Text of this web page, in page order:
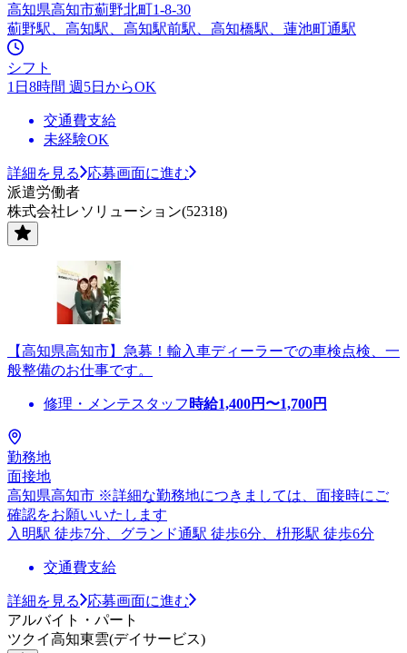
高知県高知市薊野北町1-8-30
薊野駅、高知駅、高知駅前駅、高知橋駅、蓮池町通駅
シフト
1日8時間 週5日からOK
交通費支給
未経験OK
詳細を見る
応募画面に進む
派遣労働者
株式会社レソリューション(52318)
【高知県高知市】急募！輸入車ディーラーでの車検点検、一
般整備のお仕事です。
修理・メンテスタッフ 時給1,400円〜1,700円
勤務地
面接地
高知県高知市 ※詳細な勤務地につきましては、面接時にご
確認をお願いいたします
入明駅 徒歩7分、グランド通駅 徒歩6分、枡形駅 徒歩6分
交通費支給
詳細を見る
応募画面に進む
アルバイト・パート
ツクイ高知東雲(デイサービス)